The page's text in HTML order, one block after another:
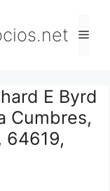
E Byrd
Cumbres,
64619,